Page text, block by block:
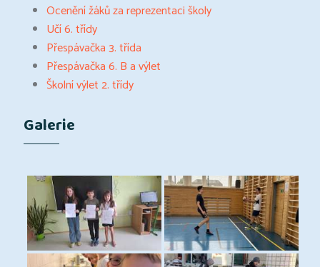
Ocenění žáků za reprezentaci školy
Učí 6. třídy
Přespávačka 3. třída
Přespávačka 6. B a výlet
Školní výlet 2. třídy
Galerie